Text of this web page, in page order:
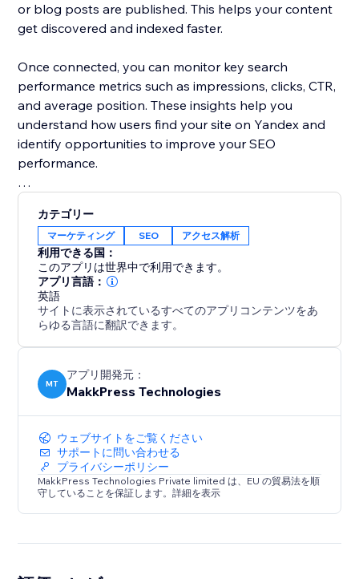
or blog posts are published. This helps your content
get discovered and indexed faster.
Once connected, you can monitor key search
performance metrics such as impressions, clicks, CTR,
and average position. These insights help you
understand how users find your site on Yandex and
identify opportunities to improve your SEO
performance.
across several global markets. Connecting your site
ensures your content remains visible, indexed, and
optimized for users searching on Yandex.
With a simple one-time setup, you gain ongoing
insights into your search performance while the app
handles the technical work in the background.
カテゴリー
マーケティング SEO アクセス解析
利用できる国：
このアプリは世界中で利用できます。
アプリ言語：
英語
サイトに表示されているすべてのアプリコンテンツをあ
らゆる言語に翻訳できます。
MT
アプリ開発元：
MakkPress Technologies
ウェブサイトをご覧ください
サポートに問い合わせる
プライバシーポリシー
MakkPress Technologies Private limited は、EU の貿易法を順
守していることを保証します。詳細を表示